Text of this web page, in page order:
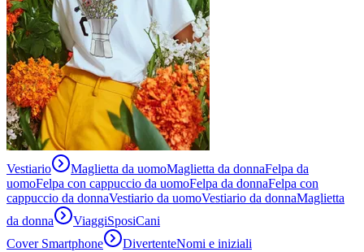
Vestiario Maglietta da uomoMaglietta da donnaFelpa da
uomoFelpa con cappuccio da uomoFelpa da donnaFelpa con
cappuccio da donnaVestiario da uomoVestiario da donnaMaglietta
da donna
ViaggiSposiCani
Cover Smartphone
DivertenteNomi e iniziali